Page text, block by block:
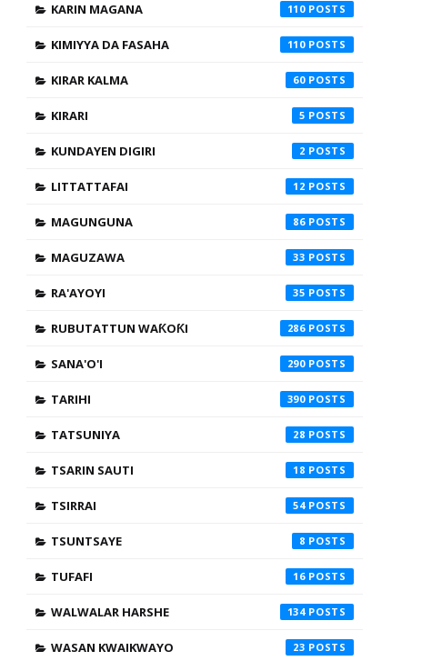
KARIN MAGANA 110
KIMIYYA DA FASAHA 110
KIRAR KALMA 60
KIRARI 5
KUNDAYEN DIGIRI 2
LITTATTAFAI 12
MAGUNGUNA 86
MAGUZAWA 33
RA'AYOYI 35
RUBUTATTUN WAƘOƘI 286
SANA'O'I 290
TARIHI 390
TATSUNIYA 28
TSARIN SAUTI 18
TSIRRAI 54
TSUNTSAYE 8
TUFAFI 16
WALWALAR HARSHE 134
WASAN KWAIKWAYO 23